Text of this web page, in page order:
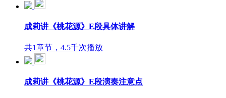
成莉讲《桃花源》E段具体讲解
共1章节，4.5千次播放
成莉讲《桃花源》E段演奏注意点